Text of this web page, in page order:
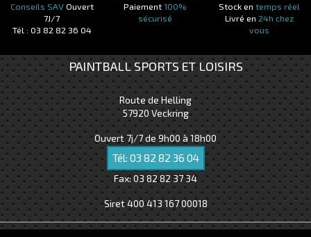
Conseils SAVOuvert
7J/7
Tél : 03 82 82 36 04
Paiement100%
sécurisé
Stock en temps réel
Livré en 24h chez
vous
PAINTBALL SPORTS ET LOISIRS
Route de Helling
57920 Veckring
Ouvert 7j/7 de 9h00 à 18h00
Tél: 03 82 82 36 04
Fax: 03 82 82 37 34
Siret 400 413 167 00018